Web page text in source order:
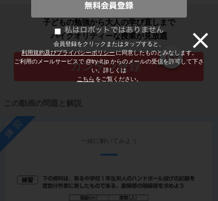
会員登録をクリックまたはタップすると、
利用規約及びプライバシーポリシーに同意したものとみなします。
ご利用のメールサービスで @try-it.jp からのメールの受信を許可して下さ
い。詳しくは
こちら をご覧ください。
子どもの勉強から大人の学び直しまで
ハイクオリティーな授業が見放題
この動画の問題と解説
練習
一緒に解いてみよう